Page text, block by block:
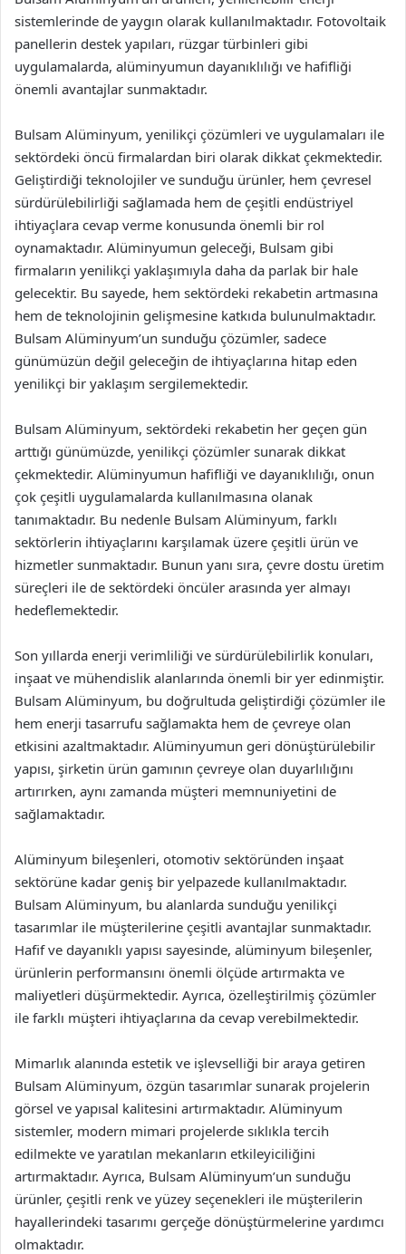
sistemlerinde de yaygın olarak kullanılmaktadır. Fotovoltaik
panellerin destek yapıları, rüzgar türbinleri gibi
uygulamalarda, alüminyumun dayanıklılığı ve hafifliği
önemli avantajlar sunmaktadır.
Bulsam Alüminyum, yenilikçi çözümleri ve uygulamaları ile
sektördeki öncü firmalardan biri olarak dikkat çekmektedir.
Geliştirdiği teknolojiler ve sunduğu ürünler, hem çevresel
sürdürülebilirliği sağlamada hem de çeşitli endüstriyel
ihtiyaçlara cevap verme konusunda önemli bir rol
oynamaktadır. Alüminyumun geleceği, Bulsam gibi
firmaların yenilikçi yaklaşımıyla daha da parlak bir hale
gelecektir. Bu sayede, hem sektördeki rekabetin artmasına
hem de teknolojinin gelişmesine katkıda bulunulmaktadır.
Bulsam Alüminyum’un sunduğu çözümler, sadece
günümüzün değil geleceğin de ihtiyaçlarına hitap eden
yenilikçi bir yaklaşım sergilemektedir.
Bulsam Alüminyum, sektördeki rekabetin her geçen gün
arttığı günümüzde, yenilikçi çözümler sunarak dikkat
çekmektedir. Alüminyumun hafifliği ve dayanıklılığı, onun
çok çeşitli uygulamalarda kullanılmasına olanak
tanımaktadır. Bu nedenle Bulsam Alüminyum, farklı
sektörlerin ihtiyaçlarını karşılamak üzere çeşitli ürün ve
hizmetler sunmaktadır. Bunun yanı sıra, çevre dostu üretim
süreçleri ile de sektördeki öncüler arasında yer almayı
hedeflemektedir.
Son yıllarda enerji verimliliği ve sürdürülebilirlik konuları,
inşaat ve mühendislik alanlarında önemli bir yer edinmiştir.
Bulsam Alüminyum, bu doğrultuda geliştirdiği çözümler ile
hem enerji tasarrufu sağlamakta hem de çevreye olan
etkisini azaltmaktadır. Alüminyumun geri dönüştürülebilir
yapısı, şirketin ürün gamının çevreye olan duyarlılığını
artırırken, aynı zamanda müşteri memnuniyetini de
sağlamaktadır.
Alüminyum bileşenleri, otomotiv sektöründen inşaat
sektörüne kadar geniş bir yelpazede kullanılmaktadır.
Bulsam Alüminyum, bu alanlarda sunduğu yenilikçi
tasarımlar ile müşterilerine çeşitli avantajlar sunmaktadır.
Hafif ve dayanıklı yapısı sayesinde, alüminyum bileşenler,
ürünlerin performansını önemli ölçüde artırmakta ve
maliyetleri düşürmektedir. Ayrıca, özelleştirilmiş çözümler
ile farklı müşteri ihtiyaçlarına da cevap verebilmektedir.
Mimarlık alanında estetik ve işlevselliği bir araya getiren
Bulsam Alüminyum, özgün tasarımlar sunarak projelerin
görsel ve yapısal kalitesini artırmaktadır. Alüminyum
sistemler, modern mimari projelerde sıklıkla tercih
edilmekte ve yaratılan mekanların etkileyiciliğini
artırmaktadır. Ayrıca, Bulsam Alüminyum’un sunduğu
ürünler, çeşitli renk ve yüzey seçenekleri ile müşterilerin
hayallerindeki tasarımı gerçeğe dönüştürmelerine yardımcı
olmaktadır.